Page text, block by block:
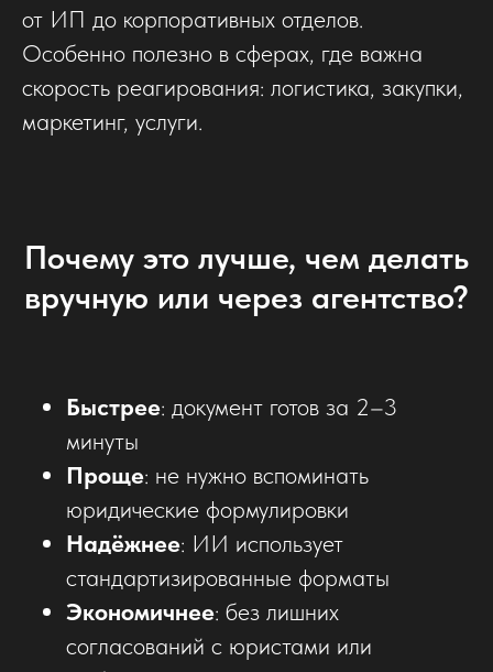
от ИП до корпоративных отделов.
Особенно полезно в сферах, где важна
скорость реагирования: логистика, закупки,
маркетинг, услуги.
Почему это лучше, чем делать
вручную или через агентство?
Быстрее: документ готов за 2–3
минуты
Проще: не нужно вспоминать
юридические формулировки
Надёжнее: ИИ использует
стандартизированные форматы
Экономичнее: без лишних
согласований с юристами или